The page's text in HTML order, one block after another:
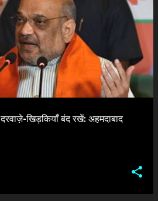
खिड़कियाँ बंद रखें: अहमदाबाद